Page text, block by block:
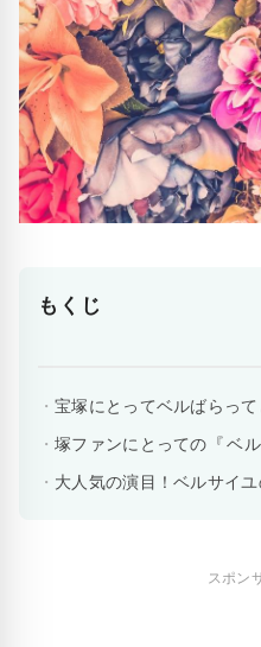
もくじ
宝塚にとってベルばらって
塚ファンにとっての『 ベ
大人気の演目！ベルサイ
スポン